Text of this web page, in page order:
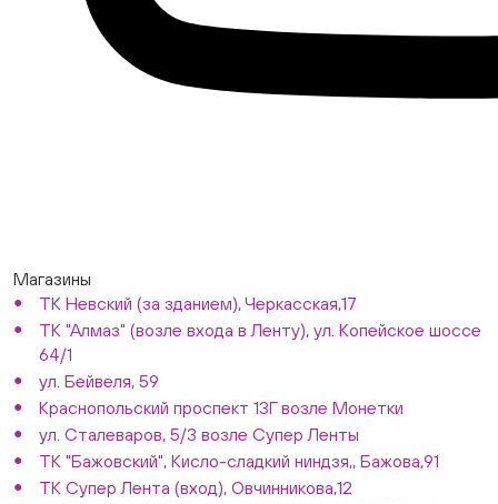
Магазины
ТК Невский (за зданием), Черкасская,17
ТК "Алмаз" (возле входа в Ленту), ул. Копейское шоссе
64/1
ул. Бейвеля, 59
Краснопольский проспект 13Г возле Монетки
ул. Сталеваров, 5/3 возле Супер Ленты
ТК "Бажовский", Кисло-сладкий ниндзя,, Бажова,91
ТК Супер Лента (вход), Овчинникова,12